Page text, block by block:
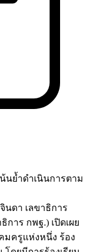
นย้ำดำเนินการตาม
นดา เลขาธิการ
าร กพฐ.) เปิดเผย
ครูแห่งหนึ่ง ร้อง